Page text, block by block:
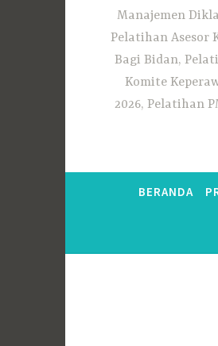
Manajemen
Pelatihan Asesor
Bagi Bidan,
Komite
2026, Pelatihan
BERANDA